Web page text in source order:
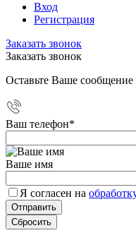
Вход
Регистрация
Заказать звонок
Заказать звонок
Оставьте Ваше
Ваш телефон*
Ваше имя
Я согласен на